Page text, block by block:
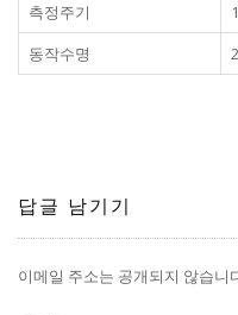
측정주기
동작수명
답글 남기기
이메일 주소는 공개되지 않습니